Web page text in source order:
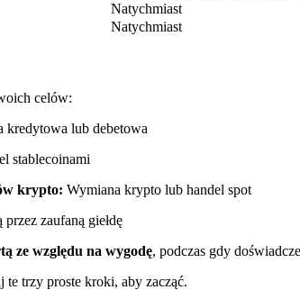
Natychmiast
Natychmiast
celów:
kredytowa lub debetowa
stablecoinami
krypto: Wymiana krypto lub handel spot
przez zaufaną giełdę
ze względu na wygodę, podczas gdy
trzy proste kroki, aby zacząć.